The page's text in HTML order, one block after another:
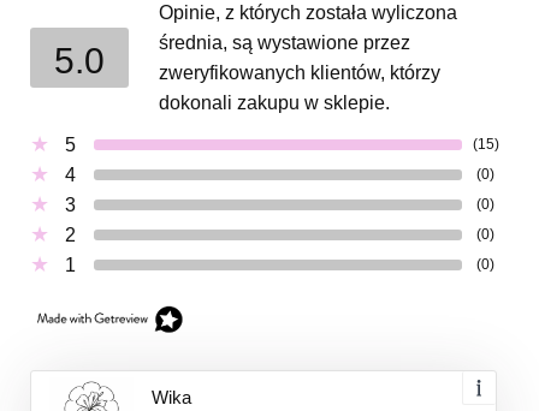
5.0
Opinie, z których została wyliczona
średnia, są wystawione przez
zweryfikowanych klientów, którzy
dokonali zakupu w sklepie.
5 (15)
4 (0)
3 (0)
2 (0)
1 (0)
Wika